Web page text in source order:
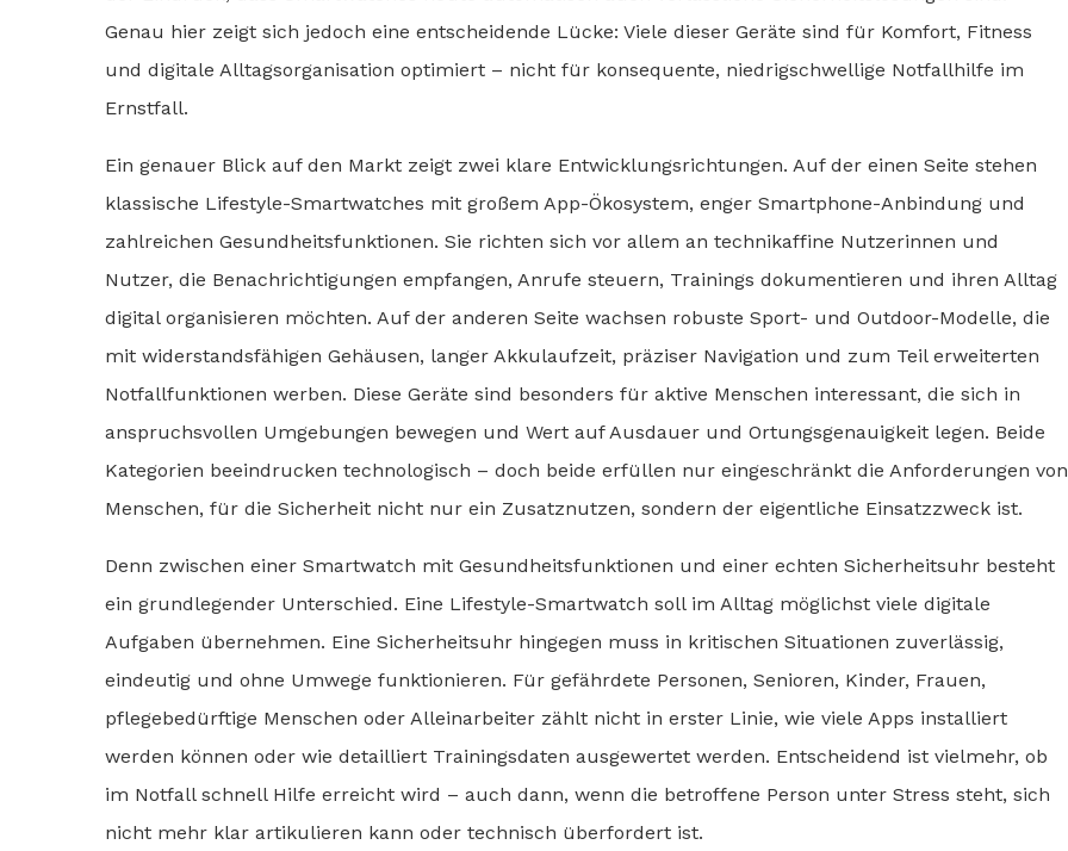
Genau hier zeigt sich jedoch eine entscheidende Lücke: Viele dieser Geräte sind für Komfort, Fitness
und digitale Alltagsorganisation optimiert – nicht für konsequente, niedrigschwellige Notfallhilfe im
Ernstfall.
Ein genauer Blick auf den Markt zeigt zwei klare Entwicklungsrichtungen. Auf der einen Seite stehen
klassische Lifestyle-Smartwatches mit großem App-Ökosystem, enger Smartphone-Anbindung und
zahlreichen Gesundheitsfunktionen. Sie richten sich vor allem an technikaffine Nutzerinnen und
Nutzer, die Benachrichtigungen empfangen, Anrufe steuern, Trainings dokumentieren und ihren Alltag
digital organisieren möchten. Auf der anderen Seite wachsen robuste Sport- und Outdoor-Modelle, die
mit widerstandsfähigen Gehäusen, langer Akkulaufzeit, präziser Navigation und zum Teil erweiterten
Notfallfunktionen werben. Diese Geräte sind besonders für aktive Menschen interessant, die sich in
anspruchsvollen Umgebungen bewegen und Wert auf Ausdauer und Ortungsgenauigkeit legen. Beide
Kategorien beeindrucken technologisch – doch beide erfüllen nur eingeschränkt die Anforderungen von
Menschen, für die Sicherheit nicht nur ein Zusatznutzen, sondern der eigentliche Einsatzzweck ist.
Denn zwischen einer Smartwatch mit Gesundheitsfunktionen und einer echten Sicherheitsuhr besteht
ein grundlegender Unterschied. Eine Lifestyle-Smartwatch soll im Alltag möglichst viele digitale
Aufgaben übernehmen. Eine Sicherheitsuhr hingegen muss in kritischen Situationen zuverlässig,
eindeutig und ohne Umwege funktionieren. Für gefährdete Personen, Senioren, Kinder, Frauen,
pflegebedürftige Menschen oder Alleinarbeiter zählt nicht in erster Linie, wie viele Apps installiert
werden können oder wie detailliert Trainingsdaten ausgewertet werden. Entscheidend ist vielmehr, ob
im Notfall schnell Hilfe erreicht wird – auch dann, wenn die betroffene Person unter Stress steht, sich
nicht mehr klar artikulieren kann oder technisch überfordert ist.